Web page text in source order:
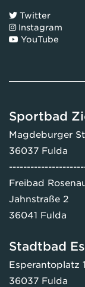
Twitter
Instagram
YouTube
Sportbad
Magdeburger
36037 Fulda
Freibad
Jahnstraße 2
36041 Fulda
Stadtbad
Esperantoplatz 1
36037 Fulda